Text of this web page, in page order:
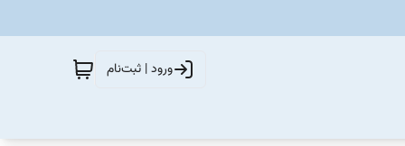
ورود | ثبت‌نام